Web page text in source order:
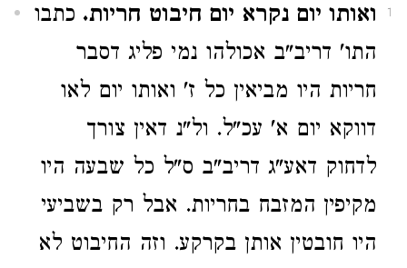
1 ואותו יום נקרא יום חיבוט חריות. כתבו
התו' דריב"ב אכולהו נמי פליג דסבר
חריות היו מביאין כל ז' ואותו יום לאו
דווקא יום א' עכ"ל. ול"נ דאין צורך
לדחוק דאע"ג דריב"ב ס"ל כל שבעה היו
מקיפין המזבח בחריות. אבל רק בשביעי
היו חובטין אותן בקרקע. וזה החיבוט לא